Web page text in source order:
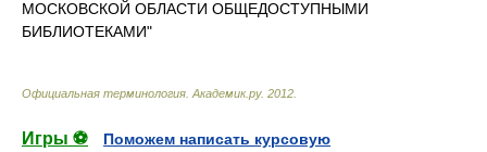
МОСКОВСКОЙ ОБЛАСТИ ОБЩЕДОСТУПНЫМИ
БИБЛИОТЕКАМИ"
Официальная терминология Академик.ру. 2012
Игры ⚽
Поможем написать курсовую